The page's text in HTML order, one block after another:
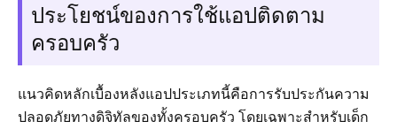
ประโยชน์ของการใช้แอปติดตาม
ครอบครัว
แนวคิดหลักเบื้องหลังแอปประเภทนี้คือการรับประกันความ
ปลอดภัยทางดิจิทัลของทั้งครอบครัว โดยเฉพาะสำหรับเด็ก